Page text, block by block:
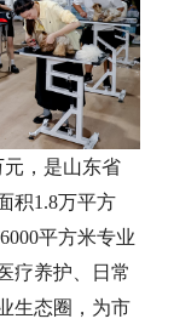
，是山东省
积1.8万平方
平方米专业
疗养护、日常
生态圈，为市